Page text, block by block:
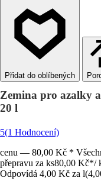
Zemina pro azalky
20 l
5(1 Hodnocení)
cenu — 80,00 Kč *
přepravu za ks80,00 Kč*/
Odpovídá 4,00 Kč za l(